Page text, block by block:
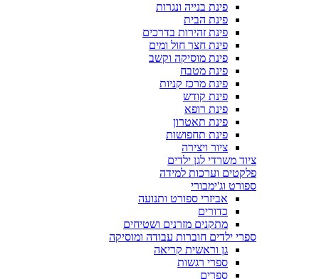
פינת בנייה ונגרות
פינת הבית
פינת זהירות בדרכים
פינת חצר חול ומים
פינת מוסיקה וקשב
פינת מטבח
פינת מרכז קניות
פינת קודש
פינת רופא
פינת תאטרון
פינת תחפושות
ציור ויצירה
ציוד משרדי לגן ילדים
פלקטים וערכות למידה
ספורט וג'ימבורי
אביזרי ספורט ותנועה
כדורים
מתקנים מזרנים ושטיחים
ספרי ילדים חוברות עבודה ומוסיקה
גן וראשית קריאה
ספרי רגשות
ספרים